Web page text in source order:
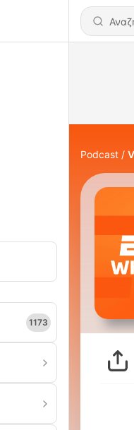
1173
Podcast